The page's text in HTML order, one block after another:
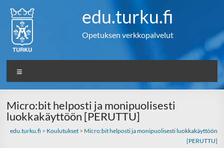
content
edu.turku.fi
Opetuksen verkkopalvelut
Micro:bit helposti ja monipuolisesti
luokkakäyttöön [PERUTTU]
edu.turku.fi > Koulutukset> Micro:bit helposti ja monipuolisesti luokkakäyttöön
[PERUTTU]